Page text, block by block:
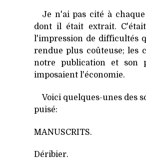
Je n'ai pas cité à
dont il était extrait.
l'impression de difficultés
rendue plus coûteuse; les
notre publication et son
imposaient l'économie.
Voici quelques-unes des
puisé:
MANUSCRITS.
Déribier.